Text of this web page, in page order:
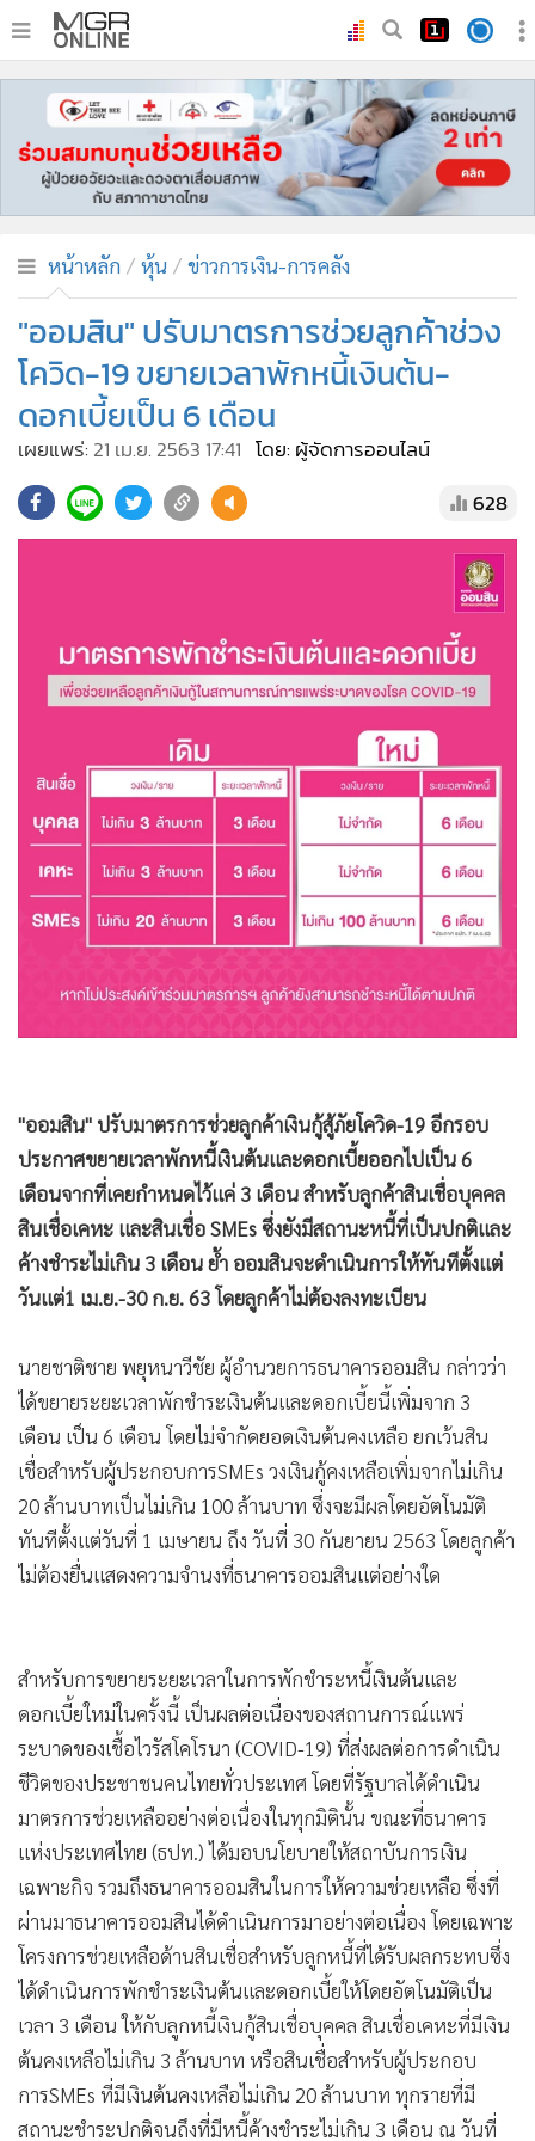
หน้าหลัก
ทันเหตุการณ์
• ภาคใต้
• บันเทิง
ผู้จัดการรายวัน
คอลัมนิสต์
• ละคร
• CbizReview
• Cyber BIZ
• ผู้จัดกวน
• Good health & Well-being
MGR Live
Infographic
กีฬา
ต่างประเทศ
Special Scoop
เศรษฐกิจ-ธุรกิจ
ชุมชน-คุณภาพชีวิต
• วิทยาศาสตร์
• SMEs
• หุ้น
• อินโดจีน
• กองทุนรวม
• Celeb Online
• ญี่ปุ่น
• News1
• Gotomanager
หน้าหลัก หุ้น ข่าวการเงิน-การคลัง
"ออมสิน" ปรับมาตรการช่วยลูกค้าช่วง
โควิด-19 ขยายเวลาพักหนี้เงินต้น-
ดอกเบี้ยเป็น 6 เดือน
เผยแพร่: 21 เม.ย. 2563 17:41 โดย: ผู้จัดการออนไลน์
628
"ออมสิน" ปรับมาตรการช่วยลูกค้าเงินกู้สู้ภัยโควิด-19 อีกรอบ
ประกาศขยายเวลาพักหนี้เงินต้นและดอกเบี้ยออกไปเป็น 6
เดือนจากที่เคยกำหนดไว้แค่ 3 เดือน สำหรับลูกค้าสินเชื่อบุคคล
สินเชื่อเคหะ และสินเชื่อ SMEs ซึ่งยังมีสถานะหนี้ที่เป็นปกติและ
ค้างชำระไม่เกิน 3 เดือน ย้ำ ออมสินจะดำเนินการให้ทันทีตั้งแต่
วันแต่1 เม.ย.-30 ก.ย. 63 โดยลูกค้าไม่ต้องลงทะเบียน
นายชาติชาย พยุหนาวีชัย ผู้อำนวยการธนาคารออมสิน กล่าวว่า
ได้ขยายระยะเวลาพักชำระเงินต้นและดอกเบี้ยนี้เพิ่มจาก 3
เดือน เป็น 6 เดือน โดยไม่จำกัดยอดเงินต้นคงเหลือ ยกเว้นสิน
เชื่อสำหรับผู้ประกอบการSMEs วงเงินกู้คงเหลือเพิ่มจากไม่เกิน
20 ล้านบาทเป็นไม่เกิน 100 ล้านบาท ซึ่งจะมีผลโดยอัตโนมัติ
ทันทีตั้งแต่วันที่ 1 เมษายน ถึง วันที่ 30 กันยายน 2563 โดยลูกค้า
ไม่ต้องยื่นแสดงความจำนงที่ธนาคารออมสินแต่อย่างใด
สำหรับการขยายระยะเวลาในการพักชำระหนี้เงินต้นและ
ดอกเบี้ยใหม่ในครั้งนี้ เป็นผลต่อเนื่องของสถานการณ์แพร่
ระบาดของเชื้อไวรัสโคโรนา (COVID-19) ที่ส่งผลต่อการดำเนิน
ชีวิตของประชาชนคนไทยทั่วประเทศ โดยที่รัฐบาลได้ดำเนิน
มาตรการช่วยเหลืออย่างต่อเนื่องในทุกมิตินั้น ขณะที่ธนาคาร
แห่งประเทศไทย (ธปท.) ได้มอบนโยบายให้สถาบันการเงิน
เฉพาะกิจ รวมถึงธนาคารออมสินในการให้ความช่วยเหลือ ซึ่งที่
ผ่านมาธนาคารออมสินได้ดำเนินการมาอย่างต่อเนื่อง โดยเฉพาะ
โครงการช่วยเหลือด้านสินเชื่อสำหรับลูกหนี้ที่ได้รับผลกระทบซึ่ง
ได้ดำเนินการพักชำระเงินต้นและดอกเบี้ยให้โดยอัตโนมัติเป็น
เวลา 3 เดือน ให้กับลูกหนี้เงินกู้สินเชื่อบุคคล สินเชื่อเคหะที่มีเงิน
ต้นคงเหลือไม่เกิน 3 ล้านบาท หรือสินเชื่อสำหรับผู้ประกอบ
การSMEs ที่มีเงินต้นคงเหลือไม่เกิน 20 ล้านบาท ทุกรายที่มี
สถานะชำระปกติจนถึงที่มีหนี้ค้างชำระไม่เกิน 3 เดือน ณ วันที่